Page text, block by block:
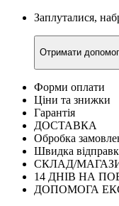
Заплуталися,
Отримати
Форми оплати
Ціни та знижки
Гарантія
ДОСТАВКА
Обробка
Швидка
СКЛАД/
14 ДНІВ НА
ДОПОМОГА